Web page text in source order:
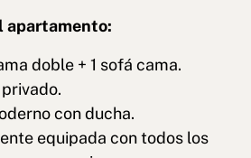
apartamento:
doble + 1 sofá cama.
con ducha.
equipada con todos los